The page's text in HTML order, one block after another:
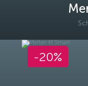
-20%